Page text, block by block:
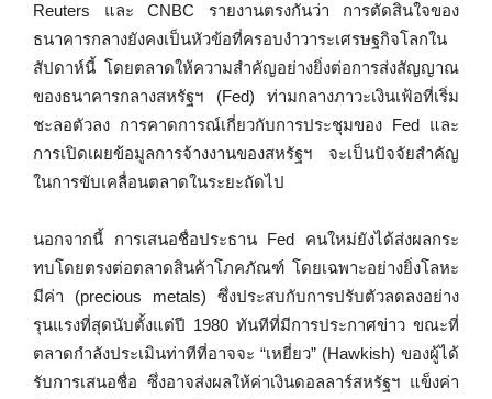
Reuters และ CNBC รายงานตรงกันว่า การตัดสินใจของ
ธนาคารกลางยังคงเป็นหัวข้อที่ครอบงำวาระเศรษฐกิจโลกใน
สัปดาห์นี้ โดยตลาดให้ความสำคัญอย่างยิ่งต่อการส่งสัญญาณ
ของธนาคารกลางสหรัฐฯ (Fed) ท่ามกลางภาวะเงินเฟ้อที่เริ่ม
ชะลอตัวลง การคาดการณ์เกี่ยวกับการประชุมของ Fed และ
การเปิดเผยข้อมูลการจ้างงานของสหรัฐฯ จะเป็นปัจจัยสำคัญ
ในการขับเคลื่อนตลาดในระยะถัดไป
นอกจากนี้ การเสนอชื่อประธาน Fed คนใหม่ยังได้ส่งผลกระ
ทบโดยตรงต่อตลาดสินค้าโภคภัณฑ์ โดยเฉพาะอย่างยิ่งโลหะ
มีค่า (precious metals) ซึ่งประสบกับการปรับตัวลดลงอย่าง
รุนแรงที่สุดนับตั้งแต่ปี 1980 ทันทีที่มีการประกาศข่าว ขณะที่
ตลาดกำลังประเมินท่าทีที่อาจจะ “เหยี่ยว” (Hawkish) ของผู้ได้
รับการเสนอชื่อ ซึ่งอาจส่งผลให้ค่าเงินดอลลาร์สหรัฐฯ แข็งค่า